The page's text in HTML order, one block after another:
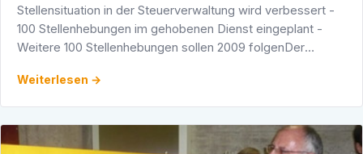
Stellensituation in der Steuerverwaltung wird verbessert -
100 Stellenhebungen im gehobenen Dienst eingeplant -
Weitere 100 Stellenhebungen sollen 2009 folgenDer
der …
Weiterlesen →